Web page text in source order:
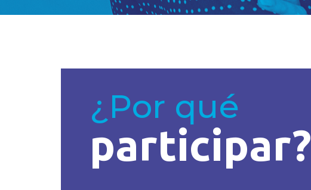
¿Por qué
participar?